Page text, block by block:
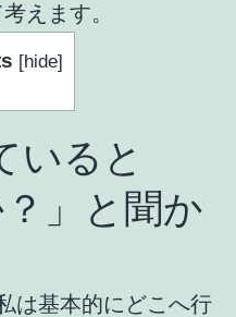
えます。
[hide]
いると
？」と聞か
は基本的にどこへ行